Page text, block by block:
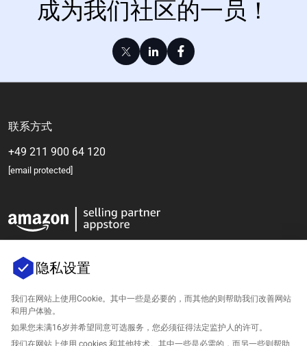
成为我们社区的一员！
联系方式
+49 211 900 64 120
[email protected]
公司
支持
隐私设置
我们在网站上使用Cookie。其中一些是必要的，而其他的则帮助我们改善网站
和用户体验。
如果您未满16岁并希望同意可选服务，您必须征得法定监护人的许可。
我们在网站上使用 cookies 和其他技术。其中一些是必需的，而另一些则帮助